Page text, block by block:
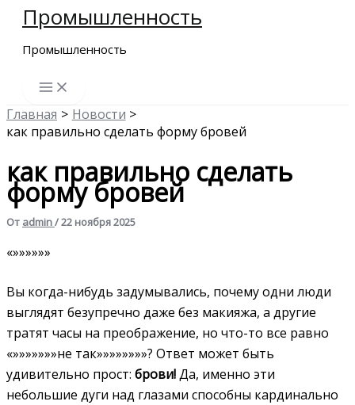
Перейти
содержимому
Промышленность
Промышленность
Главная
Новости
как правильно сделать форму бровей
как правильно сделать
форму бровей
От admin/22 ноября 2025
«»»»»»»
Вы когда-нибудь задумывались, почему одни люди
выглядят безупречно даже без макияжа, а другие
тратят часы на преображение, но что-то все равно
«»»»»»»»не так»»»»»»»»? Ответ может быть
удивительно прост: брови!Да, именно эти
небольшие дуги над глазами способны кардинально